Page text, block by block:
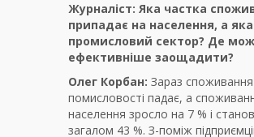
Журналіст: Яка частка
припадає на населення, а
промисловий сектор? Де
ефективніше заощадити?
Олег Корбан: Зараз споживання
помисловості падає, а
населення зросло на 7 % і
загалом 43 %. З-поміж